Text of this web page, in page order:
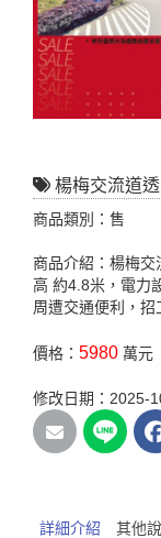
楊梅交流道
商品類別：售
商品介紹：楊梅
高 約4.8米，電力
周遭交通便利，招
價格： 5980 萬元
修改日期：2025-
詳細介紹 其他